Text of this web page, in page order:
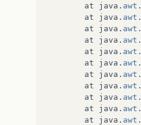
at
java . awt .
at
java . awt .
at
java . awt .
at
java . awt .
at
java . awt .
at
java . awt .
at
java . awt .
at
java . awt .
at
java . awt .
at
java . awt .
at
java . awt .